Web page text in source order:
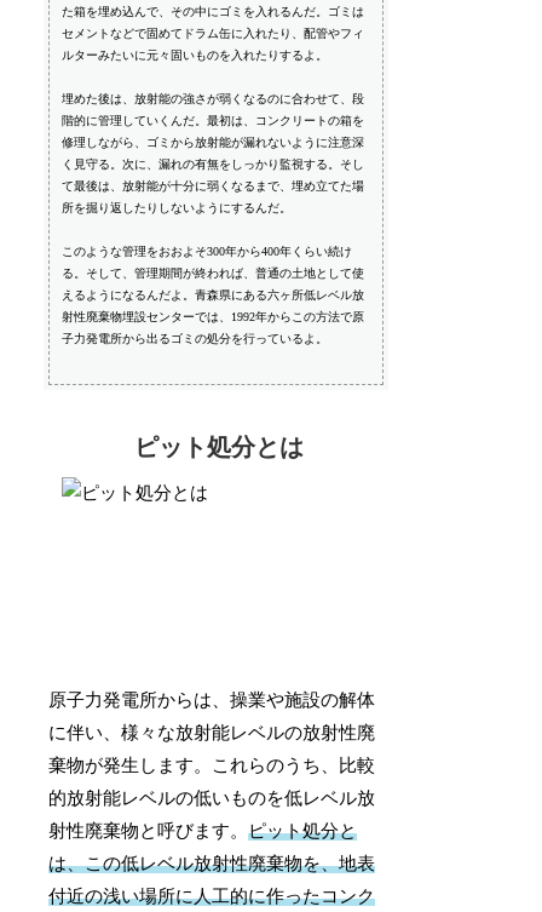
た箱を埋め込んで、その中にゴミを入れるんだ。ゴミは
セメントなどで固めてドラム缶に入れたり、配管やフィ
ルターみたいに元々固いものを入れたりするよ。
埋めた後は、放射能の強さが弱くなるのに合わせて、段
階的に管理していくんだ。最初は、コンクリートの箱を
修理しながら、ゴミから放射能が漏れないように注意深
く見守る。次に、漏れの有無をしっかり監視する。そし
て最後は、放射能が十分に弱くなるまで、埋め立てた場
所を掘り返したりしないようにするんだ。
このような管理をおおよそ300年から400年くらい続け
る。そして、管理期間が終われば、普通の土地として使
えるようになるんだよ。青森県にある六ヶ所低レベル放
射性廃棄物埋設センターでは、1992年からこの方法で原
子力発電所から出るゴミの処分を行っているよ。
ピット処分とは
原子力発電所からは、操業や施設の解体
に伴い、様々な放射能レベルの放射性廃
棄物が発生します。これらのうち、比較
的放射能レベルの低いものを低レベル放
射性廃棄物と呼びます。ピット処分と
は、この低レベル放射性廃棄物を、地表
付近の浅い場所に人工的に作ったコンク